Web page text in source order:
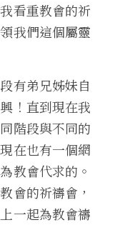
看重教會的祈
我們這個屬靈
有弟兄姊妹自
！直到現在我
階段與不同的
在也有一個網
教會代求的。
會的祈禱會，
一起為教會禱